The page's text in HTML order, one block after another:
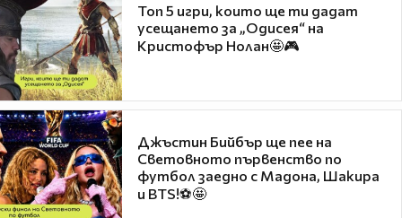
Топ 5 игри, които ще ти дадат
усещането за „Одисея“ на
Кристофър Нолан🤩🎮
Джъстин Бийбър ще пее на
Световното първенство по
футбол заедно с Мадона, Шакира
и BTS!⚽🤩